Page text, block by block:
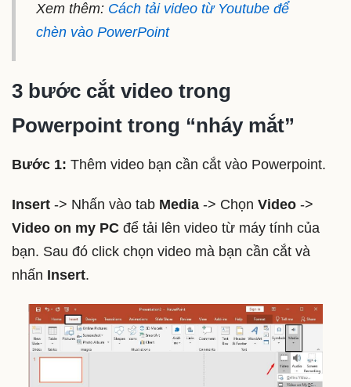
Xem thêm: Cách tải video từ Youtube để
chèn vào PowerPoint
3 bước cắt video trong
Powerpoint trong “nháy mắt”
Bước 1: Thêm video bạn cần cắt vào Powerpoint.
Insert -> Nhấn vào tab Media -> Chọn Video ->
Video on my PC để tải lên video từ máy tính của
bạn. Sau đó click chọn video mà bạn cần cắt và
nhấn Insert.